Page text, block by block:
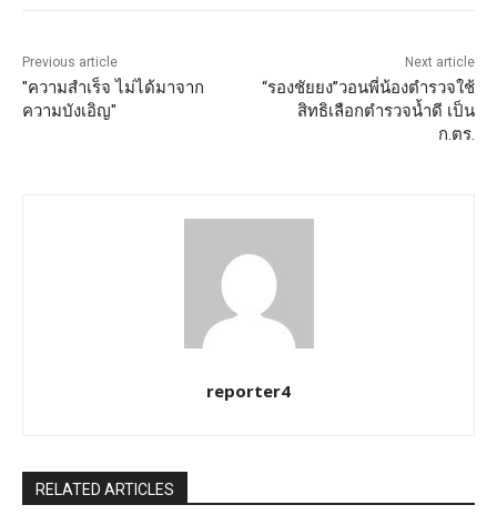
Previous article
"ความสำเร็จ ไม่ได้มาจาก
ความบังเอิญ"
Next article
“รองชัยยง”วอนพี่น้องตำรวจใช้
สิทธิเลือกตำรวจน้ำดี เป็น
ก.ตร.
reporter4
RELATED ARTICLES